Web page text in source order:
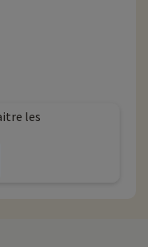
les